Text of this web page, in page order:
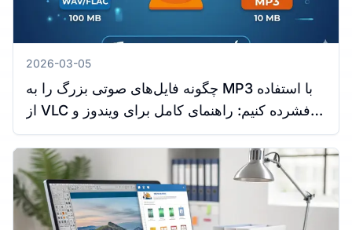
2026-03-05
چگونه فایل‌های صوتی بزرگ را به MP3 با استفاده
از VLC فشرده کنیم: راهنمای کامل برای ویندوز و
مک